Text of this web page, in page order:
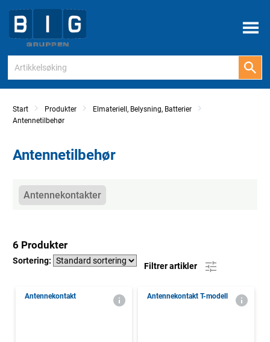
Meny
Start Produkter
Elmateriell, Belysning, Batterier
Antennetilbehør
Antennetilbehør
Kategorier
Antennekontakter
6 Produkter
Sortering:
Filtrer artikler
Antennekontakt Antennekontakt T-modell